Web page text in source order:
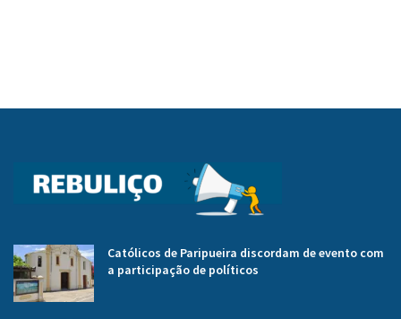
Católicos de Paripueira discordam de evento com
a participação de políticos